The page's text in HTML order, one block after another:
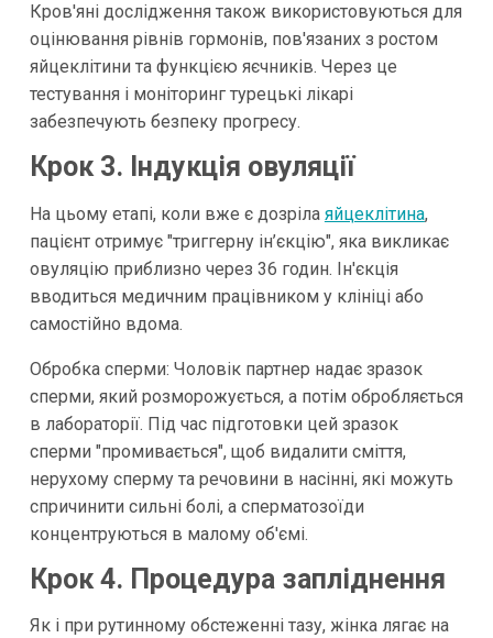
Кров'яні дослідження також використовуються для
оцінювання рівнів гормонів, пов'язаних з ростом
яйцеклітини та функцією яєчників. Через це
тестування і моніторинг турецькі лікарі
забезпечують безпеку прогресу.
Крок 3. Індукція овуляції
На цьому етапі, коли вже є дозріла яйцеклітина,
пацієнт отримує "триггерну ін’єкцію", яка викликає
овуляцію приблизно через 36 годин. Ін'єкція
вводиться медичним працівником у клініці або
самостійно вдома.
Обробка сперми: Чоловік партнер надає зразок
сперми, який розморожується, а потім обробляється
в лабораторії. Під час підготовки цей зразок
сперми "промивається", щоб видалити сміття,
нерухому сперму та речовини в насінні, які можуть
спричинити сильні болі, а сперматозоїди
концентруються в малому об'ємі.
Крок 4. Процедура запліднення
Як і при рутинному обстеженні тазу, жінка лягає на